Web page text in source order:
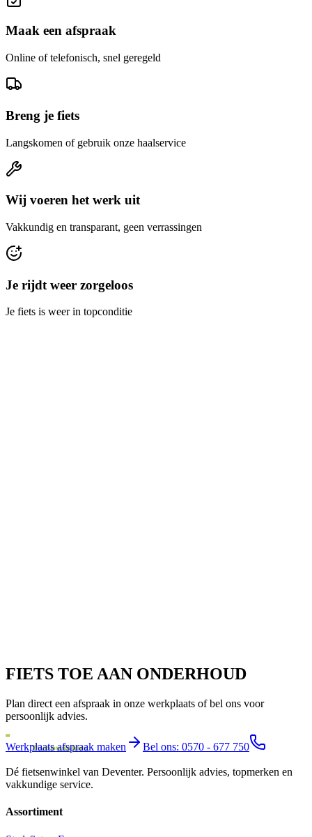
Maak een afspraak
Online of telefonisch, snel geregeld
Breng je fiets
Langskomen of gebruik onze haalservice
Wij voeren het werk uit
Vakkundig en transparant, geen verrassingen
Je rijdt weer zorgeloos
Je fiets is weer in topconditie
FIETS TOE AAN ONDERHOUD
Plan direct een afspraak in onze werkplaats of bel ons voor
persoonlijk advies.
Werkplaats afspraak maken Bel ons: 0570 - 677 750
Dé fietsenwinkel van Deventer. Persoonlijk advies, topmerken en
vakkundige service.
Assortiment